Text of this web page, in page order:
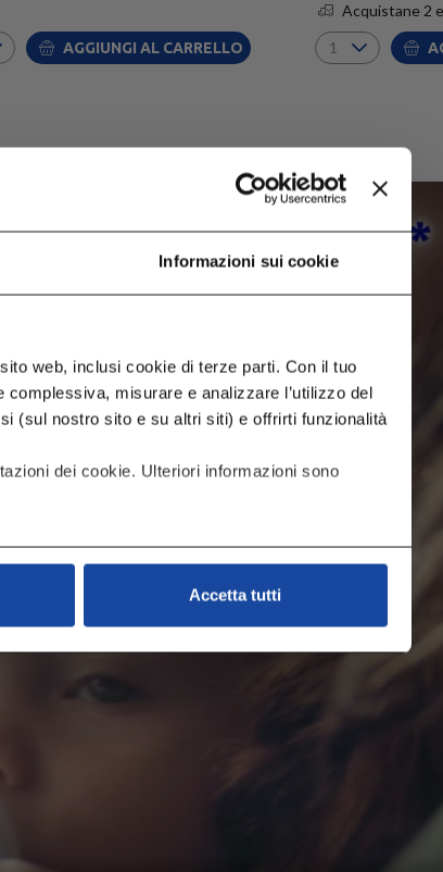
Informazioni sui cookie
web, inclusi cookie di terze parti. Con il tuo
misurare e analizzare l’utilizzo del
(sul nostro sito e su altri siti) e offrirti funzionalità
dei cookie. Ulteriori informazioni sono
Accetta tutti
AGGIUNGI AL CARRELLO
Acquistane 2